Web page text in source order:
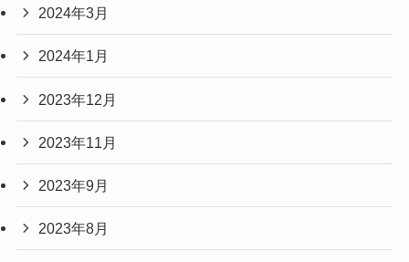
2024年3月
2024年1月
2023年12月
2023年11月
2023年9月
2023年8月